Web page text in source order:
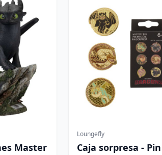
Master
Loungefly
Caja sorpresa -